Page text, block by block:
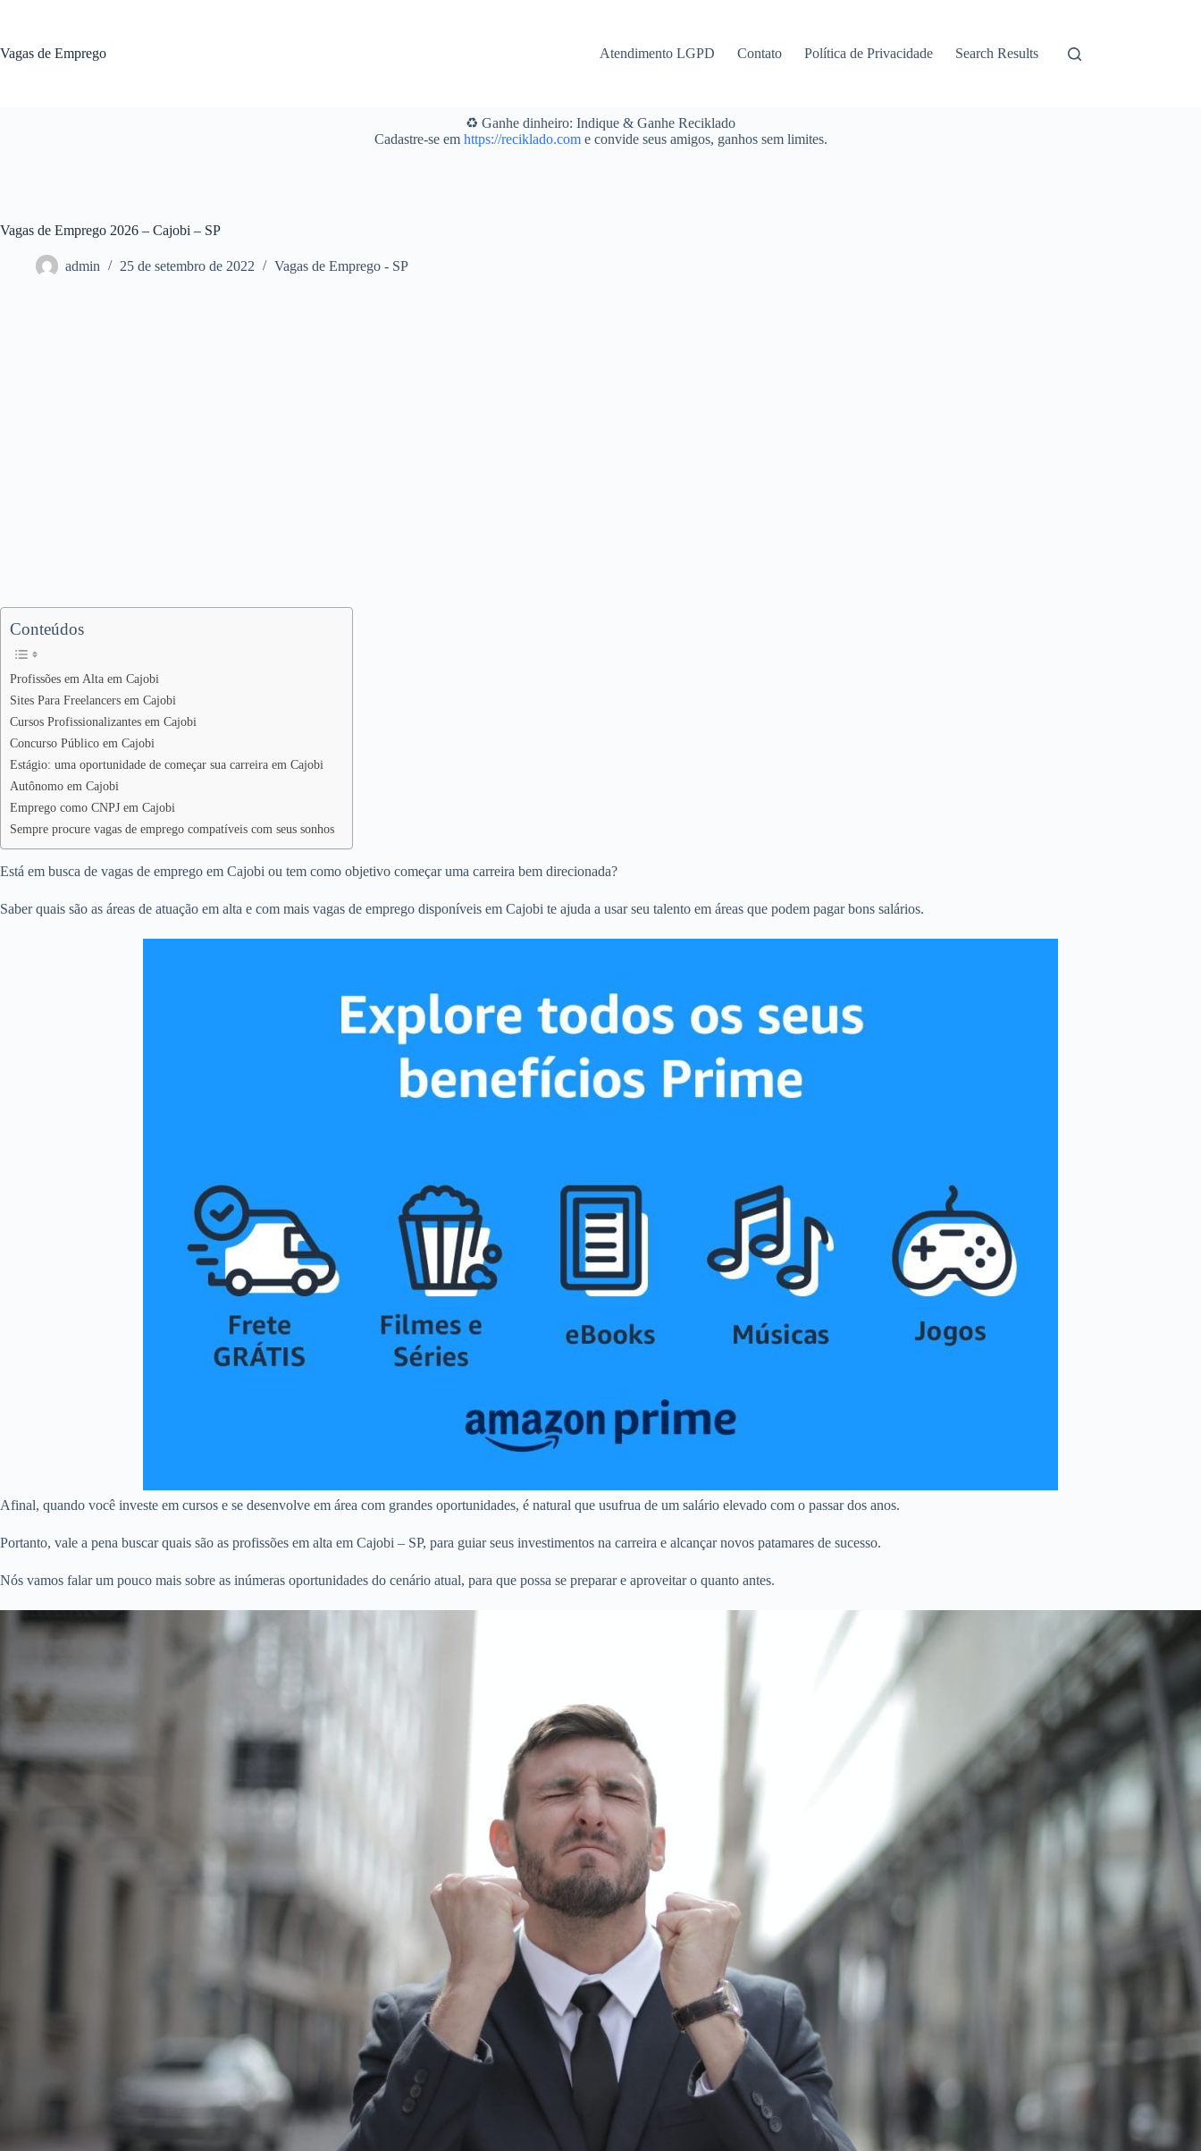
conteúdo
Vagas de Emprego Atendimento LGPD Contato Política de Privacidade Search Results
♻️ Ganhe dinheiro: Indique & Ganhe Reciklado
Cadastre-se em https://reciklado.come convide seus amigos, ganhos sem limites.
Vagas de Emprego 2026 – Cajobi – SP
admin 25 de setembro de 2022 Vagas de Emprego - SP
Conteúdos
Profissões em Alta em Cajobi
Sites Para Freelancers em Cajobi
Cursos Profissionalizantes em Cajobi
Concurso Público em Cajobi
Estágio: uma oportunidade de começar sua carreira em Cajobi
Autônomo em Cajobi
Emprego como CNPJ em Cajobi
Sempre procure vagas de emprego compatíveis com seus sonhos
Está em busca de vagas de emprego em Cajobi ou tem como objetivo começar uma carreira bem direcionada?
Saber quais são as áreas de atuação em alta e com mais vagas de emprego disponíveis em Cajobi te ajuda a usar seu talento em áreas que podem pagar bons salários.
Afinal, quando você investe em cursos e se desenvolve em área com grandes oportunidades, é natural que usufrua de um salário elevado com o passar dos anos.
Portanto, vale a pena buscar quais são as profissões em alta em Cajobi – SP, para guiar seus investimentos na carreira e alcançar novos patamares de sucesso.
Nós vamos falar um pouco mais sobre as inúmeras oportunidades do cenário atual, para que possa se preparar e aproveitar o quanto antes.